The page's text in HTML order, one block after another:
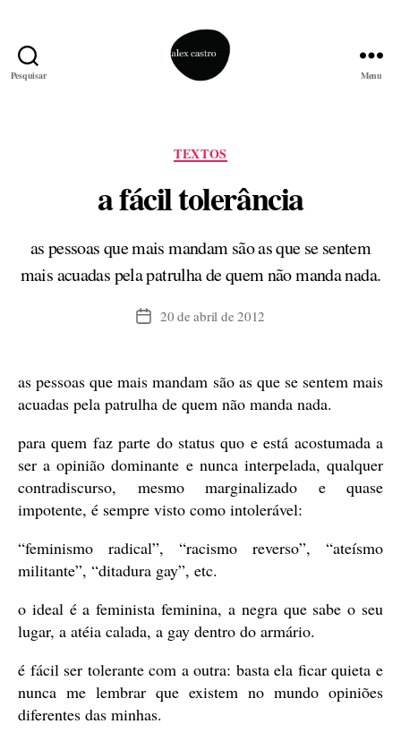
Pesquisar Menu
Categorias
TEXTOS
a fácil tolerância
as pessoas que mais mandam são as que se sentem
mais acuadas pela patrulha de quem não manda nada.
Data20 de abril de 2012
as pessoas que mais mandam são as que se sentem mais
acuadas pela patrulha de quem não manda nada.
para quem faz parte do status quo e está acostumada a
ser a opinião dominante e nunca interpelada, qualquer
contradiscurso, mesmo marginalizado e quase
impotente, é sempre visto como intolerável:
“feminismo radical”, “racismo reverso”, “ateísmo
militante”, “ditadura gay”, etc.
o ideal é a feminista feminina, a negra que sabe o seu
lugar, a atéia calada, a gay dentro do armário.
é fácil ser tolerante com a outra: basta ela ficar quieta e
nunca me lembrar que existem no mundo opiniões
diferentes das minhas.